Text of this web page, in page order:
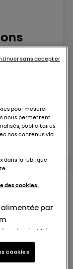
voir tous les
cette
pour mesurer
nous permettent
publicitaires
nos contenus via
dans la rubrique
des cookies.
alimentée par
Utiq
décrites
et liées à
cookies
sans accepter